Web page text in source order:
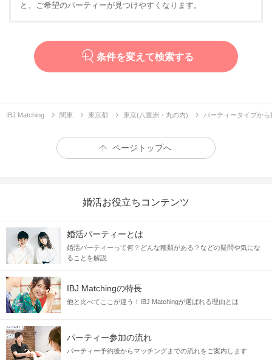
と、ご希望のパーティーが見つけやすくなります。
条件を変えて検索する
IBJ Matching 関東 東京都 東京(八重洲・丸の内) パーティータイプから
ページトップへ
婚活お役立ちコンテンツ
婚活パーティーとは
婚活パーティーって何？どんな種類がある？などの疑問や気にな
ることを解説
IBJ Matchingの特長
他と比べてここが違う！IBJ Matchingが選ばれる理由とは
パーティー参加の流れ
パーティー予約後からマッチングまでの流れをご案内します